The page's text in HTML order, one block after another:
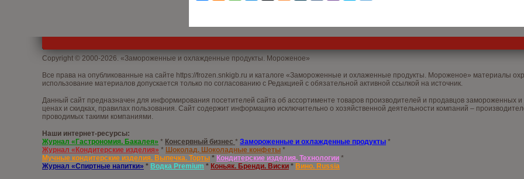
Copyright © 2000-2026. «Замороженные и охлажденные продукты. Мороженое»
Все права на опубликованные на сайте https://frozen.snkigb.ru и каталоге «Замороженные и охлаженные продукты. Мороженое» материалы
использование материалов допускается только по согласованию с Редакцией с обязательной активной ссылкой на источник.
Данный сайт предназначен для информирования посетителей сайта об ассортименте товаров производителей и продавцов замороженных
ценах и скидках, правилах пользования. Сайт содержит информацию исключительно о хозяйственной деятельности компаний –
проводимых такими компаниями.
Наши интернет-ресурсы:
Журнал «Гастрономия. Бакалея» * Консервный бизнес * Замороженные и охлажденные продукты *
Журнал «Кондитерские изделия» * Шоколад. Шоколадные конфеты *
Мучные кондитерские изделия. Выпечка. Торты * Кондитерские изделия. Технологии *
Журнал «Спиртные напитки» * Водка Premium * Коньяк. Бренди. Виски * Вино. Russia